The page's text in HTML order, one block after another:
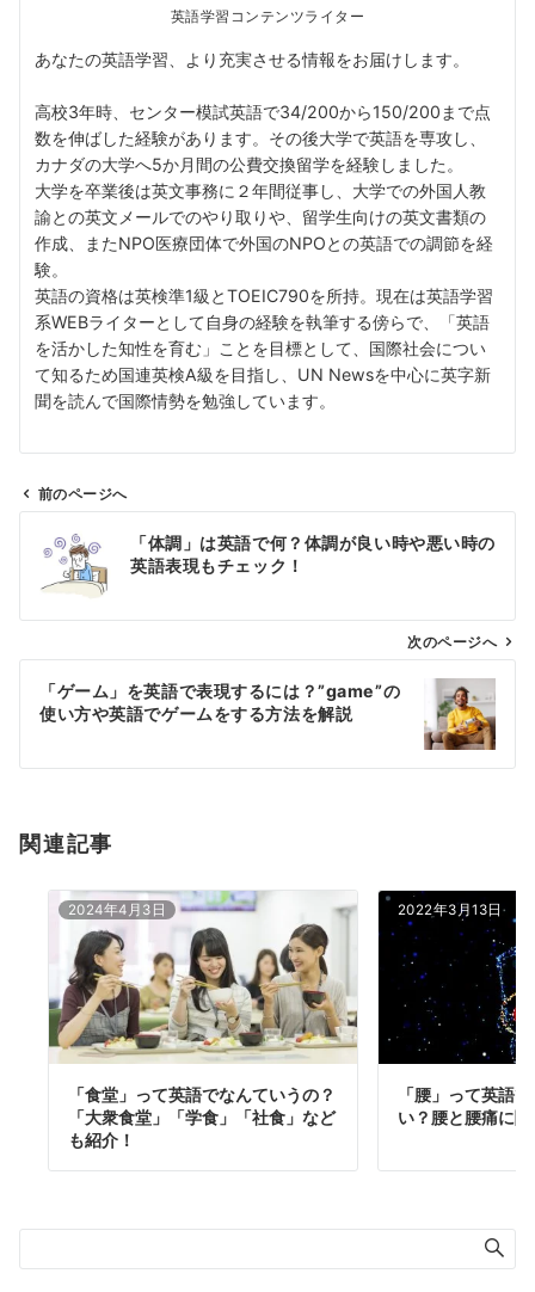
英語学習コンテンツライター
あなたの英語学習、より充実させる情報をお届けします。
高校3年時、センター模試英語で34/200から150/200まで点
数を伸ばした経験があります。その後大学で英語を専攻し、
カナダの大学へ5か月間の公費交換留学を経験しました。
大学を卒業後は英文事務に２年間従事し、大学での外国人教
諭との英文メールでのやり取りや、留学生向けの英文書類の
作成、またNPO医療団体で外国のNPOとの英語での調節を経
験。
英語の資格は英検準1級とTOEIC790を所持。現在は英語学習
系WEBライターとして自身の経験を執筆する傍らで、「英語
を活かした知性を育む」ことを目標として、国際社会につい
て知るため国連英検A級を目指し、UN Newsを中心に英字新
聞を読んで国際情勢を勉強しています。
ビ
ン
前のページへ
「体調」は英語で何？体調が良い時や悪い時の
英語表現もチェック！
次のページへ
「ゲーム」を英語で表現するには？”game”の
使い方や英語でゲームをする方法を解説
関連記事
2024年4月3日
「食堂」って英語でなんていうの？
「大衆食堂」「学食」「社食」など
も紹介！
2022年3月13日
「腰」って英語
い？腰と腰痛に